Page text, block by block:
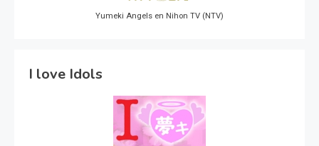
Yumeki Angels en Nihon TV (NTV)
I love Idols